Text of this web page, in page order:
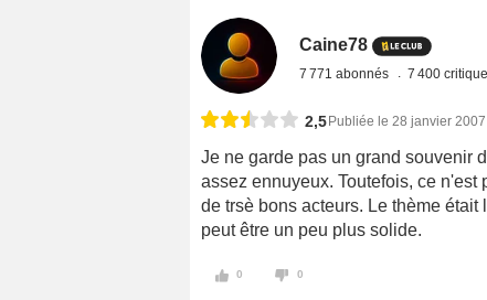
Caine78
7 771 abonnés 7 400
2,5 Publiée le 28 janvier 2007
Je ne garde pas un grand souvenir
assez ennuyeux. Toutefois, ce n'est
de trsè bons acteurs. Le thème
peut être un peu plus solide.
0 0